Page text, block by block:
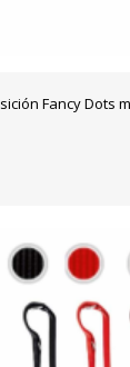
Fancy Dots